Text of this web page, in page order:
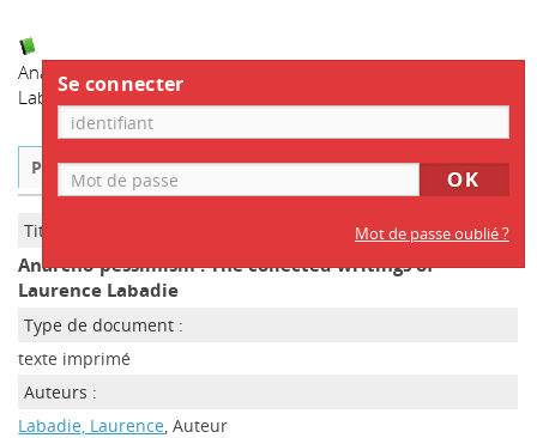
Anarcho-pessimism : The collected writings of Laurence
Labadie / Labadie, Laurence
Public ISBD
Titre :
Anarcho-pessimism : The collected writings of
Laurence Labadie
Type de document :
texte imprimé
Auteurs :
Labadie, Laurence, Auteur
Se connecter
Mot de passe oublié ?